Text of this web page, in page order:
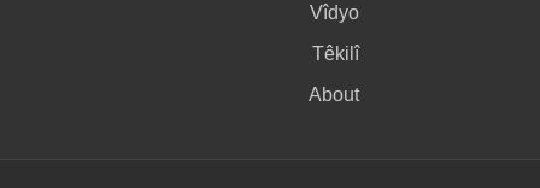
Vîdyo
Têkilî
About